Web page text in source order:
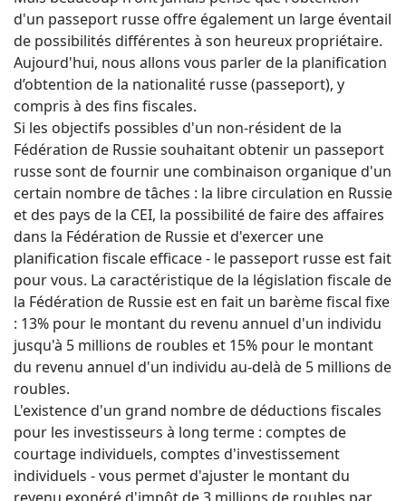
d'un passeport russe offre également un large éventail
de possibilités différentes à son heureux propriétaire.
Aujourd'hui, nous allons vous parler de la planification
d’obtention de la nationalité russe (passeport), y
compris à des fins fiscales.
Si les objectifs possibles d'un non-résident de la
Fédération de Russie souhaitant obtenir un passeport
russe sont de fournir une combinaison organique d'un
certain nombre de tâches : la libre circulation en Russie
et des pays de la CEI, la possibilité de faire des affaires
dans la Fédération de Russie et d'exercer une
planification fiscale efficace - le passeport russe est fait
pour vous. La caractéristique de la législation fiscale de
la Fédération de Russie est en fait un barème fiscal fixe
: 13% pour le montant du revenu annuel d'un individu
jusqu'à 5 millions de roubles et 15% pour le montant
du revenu annuel d'un individu au-delà de 5 millions de
roubles.
L'existence d'un grand nombre de déductions fiscales
pour les investisseurs à long terme : comptes de
courtage individuels, comptes d'investissement
individuels - vous permet d'ajuster le montant du